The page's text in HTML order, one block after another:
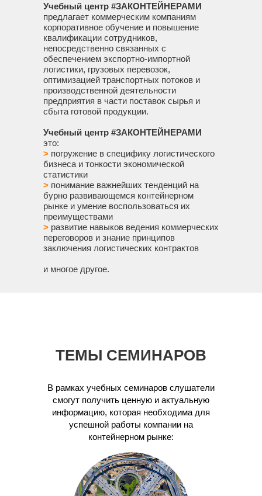
Учебный центр #ЗАКОНТЕЙНЕРАМИ
предлагает коммерческим компаниям
корпоративное обучение и повышение
квалификации сотрудников,
непосредственно связанных с
обеспечением экспортно-импортной
логистики, грузовых перевозок,
оптимизацией транспортных потоков и
производственной деятельности
предприятия в части поставок сырья и
сбыта готовой продукции.
Учебный центр #ЗАКОНТЕЙНЕРАМИ
это:
> погружение в специфику логистического
бизнеса и тонкости экономической
статистики
> понимание важнейших тенденций на
бурно развивающемся контейнерном
рынке и умение воспользоваться их
преимуществами
> развитие навыков ведения коммерческих
переговоров и знание принципов
заключения логистических контрактов
и многое другое.
ТЕМЫ СЕМИНАРОВ
В рамках учебных семинаров слушатели
смогут получить ценную и актуальную
информацию, которая необходима для
успешной работы компании на
контейнерном рынке: